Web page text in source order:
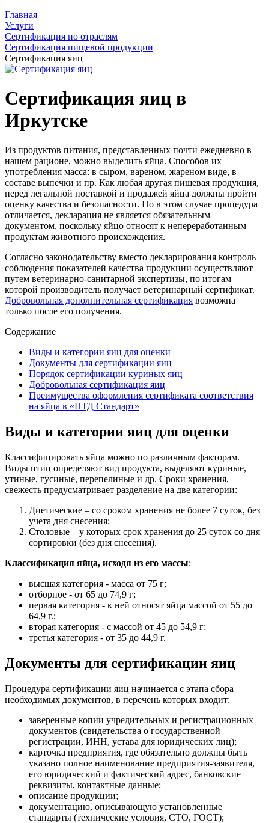
Главная
Услуги
Сертификация по отраслям
Сертификация пищевой продукции
Сертификация яиц
Сертификация яиц в
Иркутске
Из продуктов питания, представленных почти ежедневно в
нашем рационе, можно выделить яйца. Способов их
употребления масса: в сыром, вареном, жареном виде, в
составе выпечки и пр. Как любая другая пищевая продукция,
перед легальной поставкой и продажей яйца должны пройти
оценку качества и безопасности. Но в этом случае процедура
отличается, декларация не является обязательным
документом, поскольку яйцо относят к непереработанным
продуктам животного происхождения.
Согласно законодательству вместо декларирования контроль
соблюдения показателей качества продукции осуществляют
путем ветеринарно-санитарной экспертизы, по итогам
которой производитель получает ветеринарный сертификат.
Добровольная дополнительная сертификация возможна
только после его получения.
Содержание
Виды и категории яиц для оценки
Документы для сертификации яиц
Порядок сертификации куриных яиц
Добровольная сертификация яиц
Преимущества оформления сертификата соответствия
на яйца в «НТД Стандарт»
Виды и категории яиц для оценки
Классифицировать яйца можно по различным факторам.
Виды птиц определяют вид продукта, выделяют куриные,
утиные, гусиные, перепелиные и др. Сроки хранения,
свежесть предусматривает разделение на две категории:
Диетические – со сроком хранения не более 7 суток, без
учета дня снесения;
Столовые – у которых срок хранения до 25 суток со дня
сортировки (без дня снесения).
Классификация яйца, исходя из его массы:
высшая категория - масса от 75 г;
отборное - от 65 до 74,9 г;
первая категория - к ней относят яйца массой от 55 до
64,9 г.;
вторая категория - с массой от 45 до 54,9 г;
третья категория - от 35 до 44,9 г.
Документы для сертификации яиц
Процедура сертификации яиц начинается с этапа сбора
необходимых документов, в перечень которых входит:
заверенные копии учредительных и регистрационных
документов (свидетельства о государственной
регистрации, ИНН, устава для юридических лиц);
карточка предприятия, где обязательно должны быть
указано полное наименование предприятия-заявителя,
его юридический и фактический адрес, банковские
реквизиты, контактные данные;
описание продукции;
документацию, описывающую установленные
стандарты (технические условия, СТО, ГОСТ);